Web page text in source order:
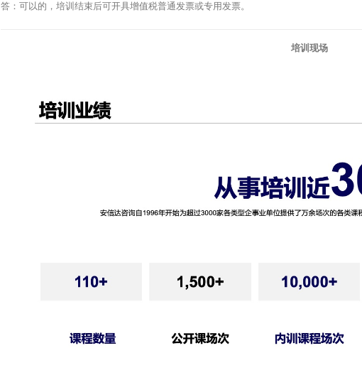
答：可以的，培训结束后可开具增值税普通发票或专用发票。
培训现场